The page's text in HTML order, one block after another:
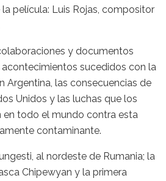
película: Luis Rojas, compositor
y documentos
sucedidos con la
Argentina, las consecuencias de
Unidos y las luchas que los
todo el mundo contra esta
contaminante.
al nordeste de Rumania; la
Chipewyan y la primera